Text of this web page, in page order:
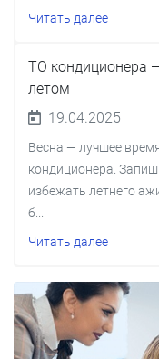
Читать далее
ТО кондиционера
летом
19.04.2025
Весна — лучшее
кондиционера.
избежать летнего
б...
Читать далее